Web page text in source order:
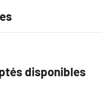
disponibles